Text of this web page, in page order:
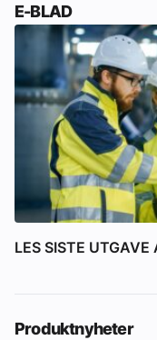
E-BLAD
LES SISTE
Produktnyheter